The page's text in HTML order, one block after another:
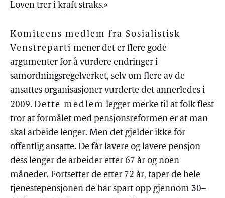
Loven trer i kraft straks.»
Komiteens medlem fra Sosialistisk
Venstreparti mener det er flere gode
argumenter for å vurdere endringer i
samordningsregelverket, selv om flere av de
ansattes organisasjoner vurderte det annerledes i
2009. Dette medlem legger merke til at folk flest
tror at formålet med pensjonsreformen er at man
skal arbeide lenger. Men det gjelder ikke for
offentlig ansatte. De får lavere og lavere pensjon
dess lenger de arbeider etter 67 år og noen
måneder. Fortsetter de etter 72 år, taper de hele
tjenestepensjonen de har spart opp gjennom 30–